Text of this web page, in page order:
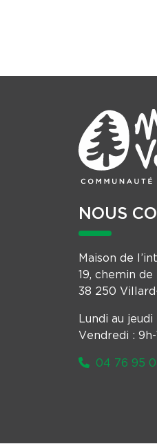
NOUS
Maison de
19, chemin
38 250
Lundi au jeudi
Vendredi : 9h-
04 76 95